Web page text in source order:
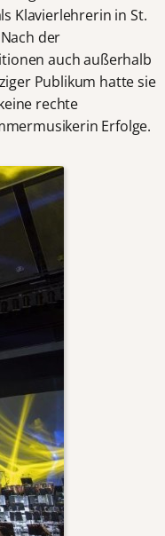
Klavierlehrerin in St.
der
auch außerhalb
Publikum hatte sie
rechte
Erfolge.